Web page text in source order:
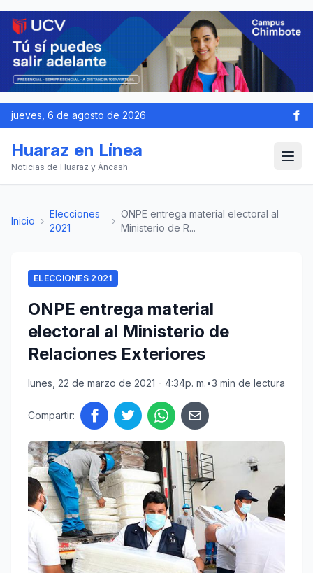
jueves, 6 de agosto de 2026
Huaraz en Línea
Noticias de Huaraz y Áncash
Inicio ›
Elecciones
2021
›
ONPE entrega material electoral al
Ministerio de R...
ELECCIONES 2021
ONPE entrega material
electoral al Ministerio de
Relaciones Exteriores
lunes, 22 de marzo de 2021 - 4:34p. m.•3 min de lectura
Compartir: